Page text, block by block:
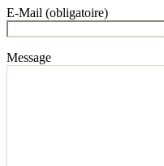
E-Mail (obligatoire)
Message